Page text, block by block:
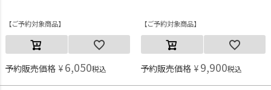
ご予約対象商品
予約販売価格 ¥ 6,050税込
ご予約対象商品
予約販売価格 ¥ 9,900税込